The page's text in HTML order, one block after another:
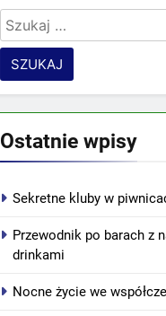
Szukaj:
Ostatnie wpisy
Sekretne kluby w
Przewodnik po barach z
drinkami
Nocne życie we